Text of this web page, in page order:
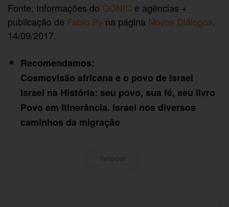
Fonte: Informações do CONIC e agências +
publicação de Fabio Py na página Novos Diálogos,
14/09/2017.
Recomendamos:
Cosmovisão africana e o povo de Israel
Israel na História: seu povo, sua fé, seu livro
Povo em Itinerância. Israel nos diversos
caminhos da migração